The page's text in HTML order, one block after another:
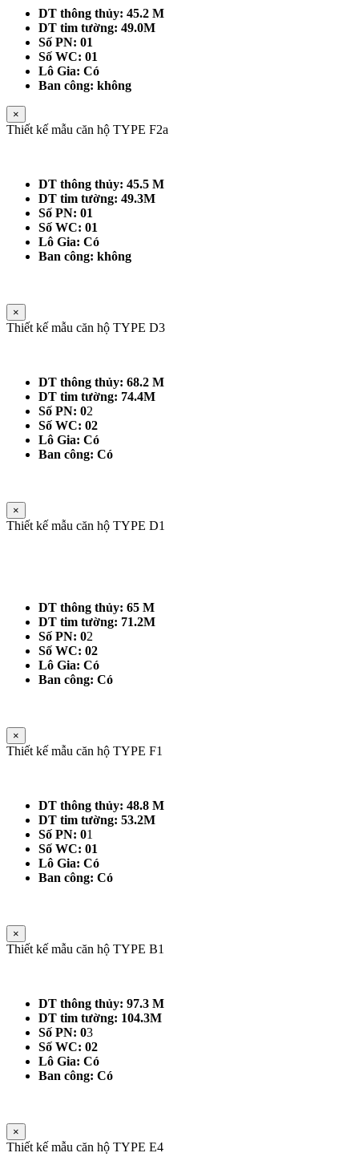
DT thông thủy: 45.2 M
DT tim tường: 49.0M
Số PN: 01
Số WC: 01
Lô Gia: Có
Ban công: không
×
Thiết kế mẫu căn hộ TYPE F2a
DT thông thủy: 45.5 M
DT tim tường: 49.3M
Số PN: 01
Số WC: 01
Lô Gia: Có
Ban công: không
×
Thiết kế mẫu căn hộ TYPE D3
DT thông thủy: 68.2 M
DT tim tường: 74.4M
Số PN: 02
Số WC: 02
Lô Gia: Có
Ban công: Có
×
Thiết kế mẫu căn hộ TYPE D1
DT thông thủy: 65 M
DT tim tường: 71.2M
Số PN: 02
Số WC: 02
Lô Gia: Có
Ban công: Có
×
Thiết kế mẫu căn hộ TYPE F1
DT thông thủy: 48.8 M
DT tim tường: 53.2M
Số PN: 01
Số WC: 01
Lô Gia: Có
Ban công: Có
×
Thiết kế mẫu căn hộ TYPE B1
DT thông thủy: 97.3 M
DT tim tường: 104.3M
Số PN: 03
Số WC: 02
Lô Gia: Có
Ban công: Có
×
Thiết kế mẫu căn hộ TYPE E4